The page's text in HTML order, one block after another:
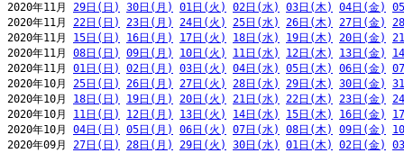
2020年11月 29日(日) 30日(月) 01日(火) 02日(水) 03日(木) 04日(金)
2020年11月 22日(日) 23日(月) 24日(火) 25日(水) 26日(木) 27日(金)
2020年11月 15日(日) 16日(月) 17日(火) 18日(水) 19日(木) 20日(金)
2020年11月 08日(日) 09日(月) 10日(火) 11日(水) 12日(木) 13日(金)
2020年11月 01日(日) 02日(月) 03日(火) 04日(水) 05日(木) 06日(金)
2020年10月 25日(日) 26日(月) 27日(火) 28日(水) 29日(木) 30日(金)
2020年10月 18日(日) 19日(月) 20日(火) 21日(水) 22日(木) 23日(金)
2020年10月 11日(日) 12日(月) 13日(火) 14日(水) 15日(木) 16日(金)
2020年10月 04日(日) 05日(月) 06日(火) 07日(水) 08日(木) 09日(金)
2020年09月 27日(日) 28日(月) 29日(火) 30日(水) 01日(木) 02日(金)